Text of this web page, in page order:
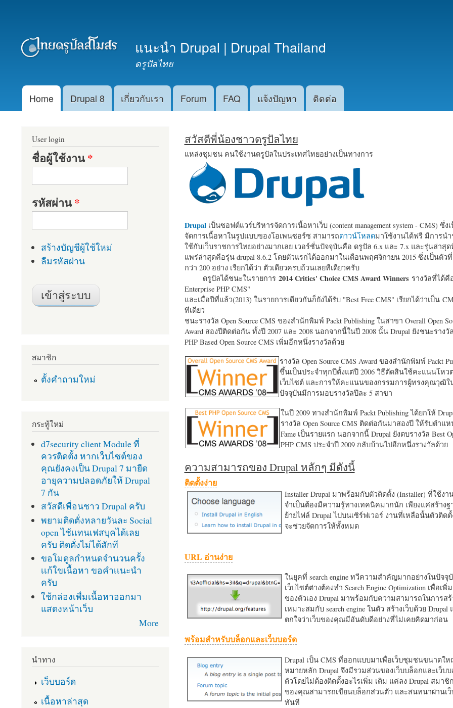
หลัก
แนะนำ Drupal | Drupal Thailand
ดรูปัลไทย
Main menu
Home Drupal 8 เกี่ยวกับเรา Forum FAQ แจ้งปัญหา ติดต่อ
สวัสดีพี่น้องชาวดรูปัลไทย
แหล่งชุมชน คนใช้งานดรูปัลในประเทศไทยอย่างเป็นทางการ
Drupalเป็นซอฟต์แวร์บริหารจัดการเนื้อหาเว็บ (content management system - CMS) ซึ่ง
จัดการเนื้อหาในรูปแบบของโอเพนซอร์ซ สามารถดาวน์โหลดมาใช้งานได้ฟรี มีการน
ใช้กับเว็บราชการไทยอย่างมากเลย เวอร์ชั่นปัจจุบันคือ ดรูปัล 6.x และ 7.x และรุ่นล่าสุด
แพร่ล่าสุดคือรุ่น drupal 8.6.2 โดยตัวแรกได้ออกมาในเดือนพฤศจิกายน 2015 ซึ่งเป็นตั
กว่า 200 อย่าง เรียกได้ว่า ตัวเดียวครบถ้วนเลยทีเดียวครับ
ดรูปัลได้ชนะในรายการ 2014 Critics' Choice CMS Award Winners รางวัลที่ได้คื
Enterprise PHP CMS"
และเมื่อปีที่แล้ว(2013) ในรายการเดียวกันก็ยังได้รับ "Best Free CMS" เรียกได้ว่าเป็น
ทีเดียว
ชนะรางวัล Open Source CMS ของสำนักพิมพ์ Packt Publishing ในสาขา Overall Open
Award สองปีติดต่อกัน ทั้งปี 2007 และ 2008 นอกจากนี้ในปี 2008 นั้น Drupal ยังชนะรางวั
PHP Based Open Source CMS เพิ่มอีกหนึ่งรางวัลด้วย
รางวัล Open Source CMS Award ของสำนักพิมพ์ Packt
ขึ้นเป็นประจำทุกปีตั้งแต่ปี 2006 วิธีตัดสินใช้คะแนนโหว
เว็บไซต์ และการให้คะแนนของกรรมการผู้ทรงคุณวุฒิใ
ปัจจุบันมีการมอบรางวัลปีละ 5 สาขา
ในปี 2009 ทางสำนักพิมพ์ Packt Publishing ได้ยกให้
รางวัล Open Source CMS ติดต่อกันมาสองปี ให้รับตำแ
Fame เป็นรายแรก นอกจากนี้ Drupal ยังตบรางวัล Best
PHP CMS ประจำปี 2009 กลับบ้านไปอีกหนึ่งรางวัลด้วย
ความสามารถของ Drupal หลักๆ มีดังนี้
ติดตั้งง่าย
Installer Drupal มาพร้อมกับตัวติดตั้ง (Installer) ที่ใช้งา
จำเป็นต้องมีความรู้ทางเทคนิคมากนัก เพียงแค่สร้าง
ย้ายไฟล์ Drupal ไปบนเซิร์ฟเวอร์ งานที่เหลือนั้นตัวติดตั้
จะช่วยจัดการให้ทั้งหมด
URL อ่านง่าย
ในยุคที่ search engine ทวีความสำคัญมากอย่างในปัจจุ
เว็บไซต์ต่างต้องทำ Search Engine Optimization เพื่อเ
ของตัวเอง Drupal มาพร้อมกับความสามารถในการสร้
เหมาะสมกับ search engine ในตัว สร้างเว็บด้วย
ตกใจว่าเว็บของคุณมีอันดับดีอย่างที่ไม่เคยคิดมาก่อน
พร้อมสำหรับบล็อกและเว็บบอร์ด
Drupal เป็น CMS ที่ออกแบบมาเพื่อเว็บชุมชนขนาดให
หมายหลัก Drupal จึงมีรวมส่วนของเว็บบล็อกและเว็บ
ตัวโดยไม่ต้องติดตั้งอะไรเพิ่ม เติม แค่ลง Drupal สมาชิ
ของคุณสามารถเขียนบล็อกส่วนตัว และสนทนาผ่านเว็
ทันที
User login
ชื่อผู้ใช้งาน*
รหัสผ่าน*
สร้างบัญชีผู้ใช้ใหม่
ลืมรหัสผ่าน
สมาชิก
ตั้งคำถามใหม่
กระทู้ใหม่
d7security client Module ที่
ควรติดตั้ง หากเว็บไซต์ของ
คุณยังคงเป็น Drupal 7 มายืด
อายุความปลอดภัยให้ Drupal
7 กัน
สวัสดีเพื่อนชาว Drupal ครับ
พยามติดตั่งหลายวันละ Social
open ไช้เเทนเฟสบุคได้เลย
ครับ ติดตั่งไม่ได้สักที
ขอโมดูลกำหนดจำนวนครั้ง
เเก้ใขเนื้อหา ขอคำเเนะนำ
ครับ
ใช้กล่องเพื่มเนื้อหาออกมา
แสดงหน้าเว็บ
More
นำทาง
เว็บบอร์ด
เนื้อหาล่าสุด